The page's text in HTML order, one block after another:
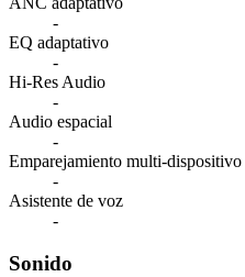
-
EQ adaptativo
-
Hi-Res Audio
-
Audio espacial
-
Emparejamiento multi-dispositivo
-
Asistente de voz
-
Sonido